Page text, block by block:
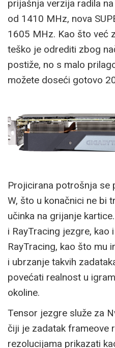
prijašnja verzija radila
od 1410 MHz, nova
1605 MHz. Kao što već
teško je odrediti zbog
postiže, no s malo
možete doseći gotovo
Projicirana potrošnja se
W, što u konačnici ne bi
učinka na grijanje
i RayTracing jezgre, kao
RayTracing, kao što mu
i ubrzanje takvih
povećati realnost u
okoline.
Tensor jezgre služe za
čiji je zadatak frameove
rezolucijama prikazati